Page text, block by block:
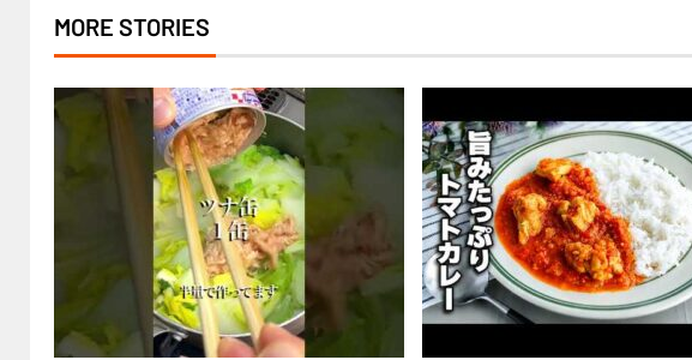
MORE STORIES